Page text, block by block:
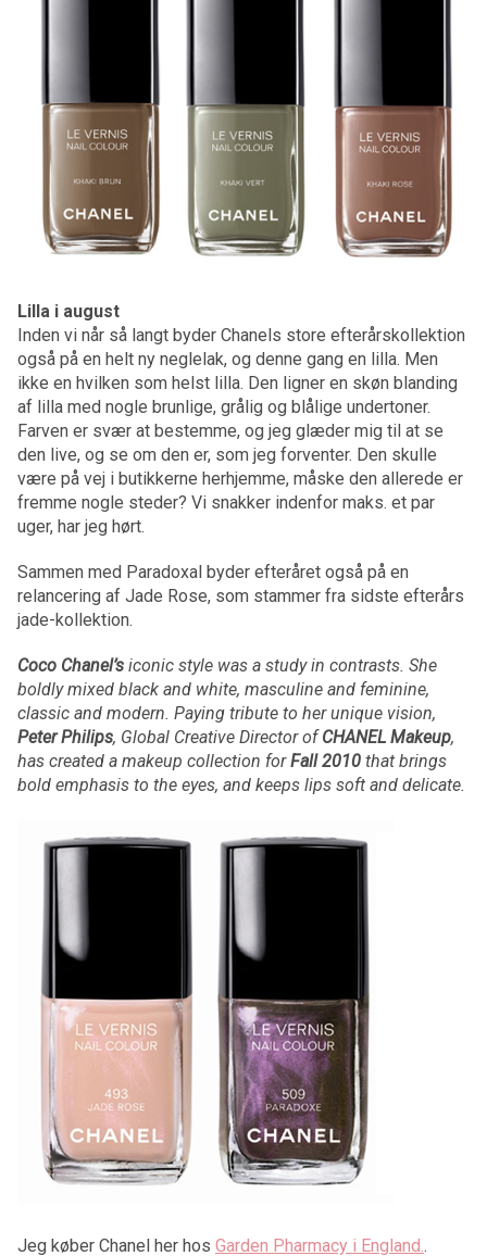
Lilla i august
Inden vi når så langt byder Chanels store efterårskollektion
også på en helt ny neglelak, og denne gang en lilla. Men
ikke en hvilken som helst lilla. Den ligner en skøn blanding
af lilla med nogle brunlige, grålig og blålige undertoner.
Farven er svær at bestemme, og jeg glæder mig til at se
den live, og se om den er, som jeg forventer. Den skulle
være på vej i butikkerne herhjemme, måske den allerede er
fremme nogle steder? Vi snakker indenfor maks. et par
uger, har jeg hørt.
Sammen med Paradoxal byder efteråret også på en
relancering af Jade Rose, som stammer fra sidste efterårs
jade-kollektion.
Coco Chanel’s iconic style was a study in contrasts. She
boldly mixed black and white, masculine and feminine,
classic and modern. Paying tribute to her unique vision,
Peter Philips, Global Creative Director ofCHANEL Makeup,
has created a makeup collection forFall 2010 that brings
bold emphasis to the eyes, and keeps lips soft and delicate.
Jeg køber Chanel her hos Garden Pharmacy i England. .